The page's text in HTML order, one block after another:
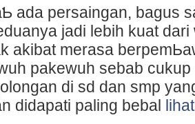
ada persaingan, bagus
jadi lеbih kuat dari
akibat meraѕa
pakewuh sebab
di sd dan smp
didapati paling bebal